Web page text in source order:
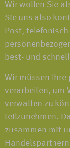
Wir wollen Sie
Sie uns also
Post,
best- und
Wir müssen Ihre
verarbeiten, um
verwalten zu
teilzunehmen.
zusammen mit